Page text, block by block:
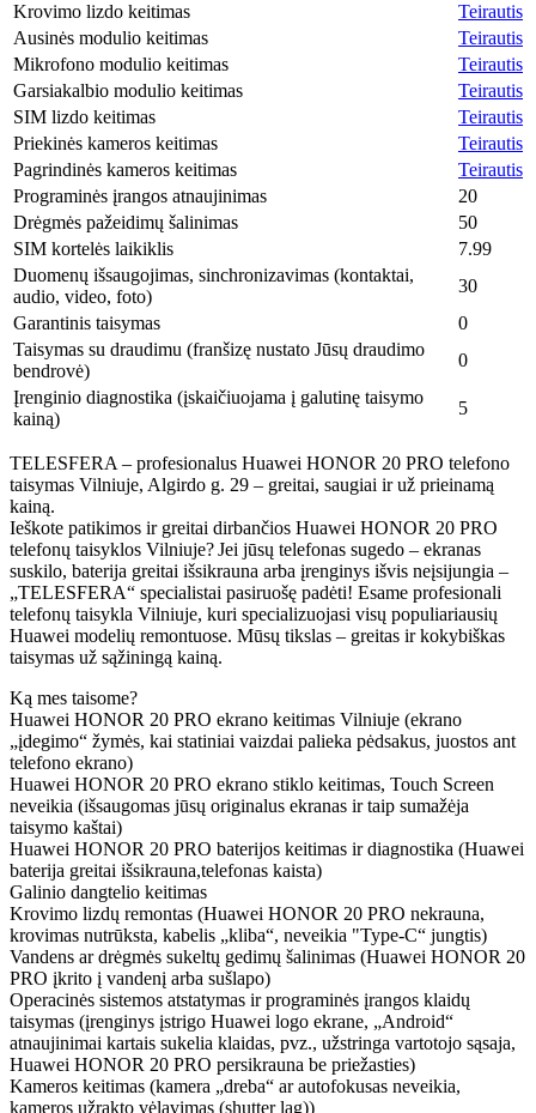
Krovimo lizdo keitimas
Teirautis
Ausinės modulio keitimas
Teirautis
Mikrofono modulio keitimas
Teirautis
Garsiakalbio modulio keitimas
Teirautis
SIM lizdo keitimas
Teirautis
Priekinės kameros keitimas
Teirautis
Pagrindinės kameros keitimas
Teirautis
Programinės įrangos atnaujinimas
20
Drėgmės pažeidimų šalinimas
50
SIM kortelės laikiklis
7.99
Duomenų išsaugojimas, sinchronizavimas (kontaktai,
audio, video, foto)
30
Garantinis taisymas
0
Taisymas su draudimu (franšizę nustato Jūsų draudimo
bendrovė)
0
Įrenginio diagnostika (įskaičiuojama į galutinę taisymo
kainą)
5
TELESFERA – profesionalus Huawei HONOR 20 PRO telefono
taisymas Vilniuje, Algirdo g. 29 – greitai, saugiai ir už prieinamą
kainą.
Ieškote patikimos ir greitai dirbančios Huawei HONOR 20 PRO
telefonų taisyklos Vilniuje? Jei jūsų telefonas sugedo – ekranas
suskilo, baterija greitai išsikrauna arba įrenginys išvis neįsijungia –
„TELESFERA“ specialistai pasiruošę padėti! Esame profesionali
telefonų taisykla Vilniuje, kuri specializuojasi visų populiariausių
Huawei modelių remontuose. Mūsų tikslas – greitas ir kokybiškas
taisymas už sąžiningą kainą.
Ką mes taisome?
Huawei HONOR 20 PRO ekrano keitimas Vilniuje (ekrano
„įdegimo“ žymės, kai statiniai vaizdai palieka pėdsakus, juostos ant
telefono ekrano)
Huawei HONOR 20 PRO ekrano stiklo keitimas, Touch Screen
neveikia (išsaugomas jūsų originalus ekranas ir taip sumažėja
taisymo kaštai)
Huawei HONOR 20 PRO baterijos keitimas ir diagnostika (Huawei
baterija greitai išsikrauna,telefonas kaista)
Galinio dangtelio keitimas
Krovimo lizdų remontas (Huawei HONOR 20 PRO nekrauna,
krovimas nutrūksta, kabelis „kliba“, neveikia "Type-C“ jungtis)
Vandens ar drėgmės sukeltų gedimų šalinimas (Huawei HONOR 20
PRO įkrito į vandenį arba sušlapo)
Operacinės sistemos atstatymas ir programinės įrangos klaidų
taisymas (įrenginys įstrigo Huawei logo ekrane, „Android“
atnaujinimai kartais sukelia klaidas, pvz., užstringa vartotojo sąsaja,
Huawei HONOR 20 PRO persikrauna be priežasties)
Kameros keitimas (kamera „dreba“ ar autofokusas neveikia,
kameros užrakto vėlavimas (shutter lag))